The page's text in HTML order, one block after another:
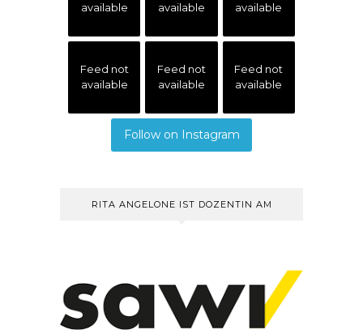
available
available
available
Feed not
available
Feed not
available
Feed not
available
Follow on Instagram
RITA ANGELONE IST DOZENTIN AM